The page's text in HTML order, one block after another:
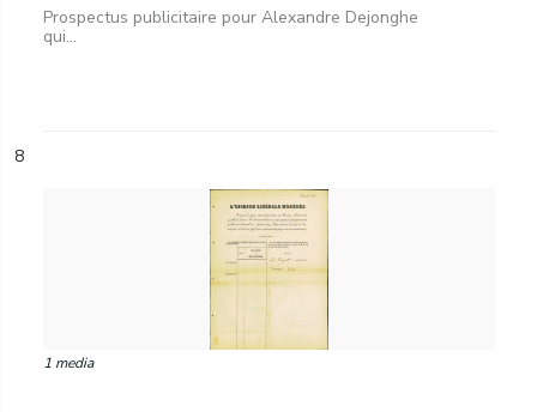
Prospectus publicitaire pour Alexandre Dejonghe
qui...
8
1 media